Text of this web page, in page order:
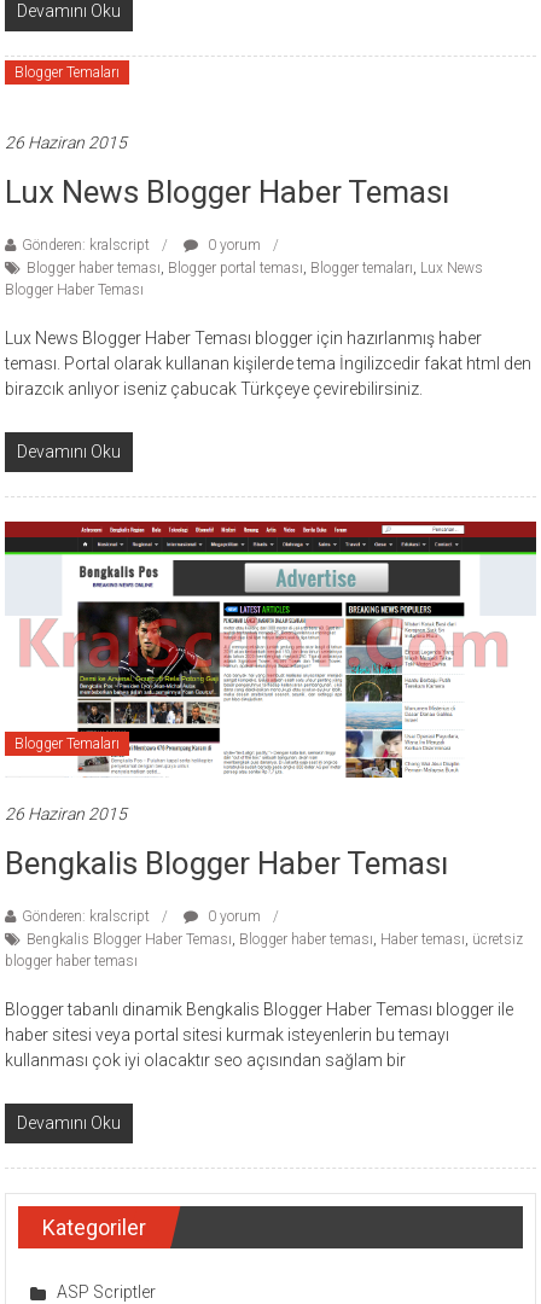
Devamını Oku
Blogger Temaları
26 Haziran 2015
Lux News Blogger Haber Teması
Gönderen: kralscript
0 yorum
Blogger haber teması, Blogger portal teması, Blogger temaları, Lux News
Blogger Haber Teması
Lux News Blogger Haber Teması blogger için hazırlanmış haber
teması. Portal olarak kullanan kişilerde tema İngilizcedir fakat html den
birazcık anlıyor iseniz çabucak Türkçeye çevirebilirsiniz.
Devamını Oku
Blogger Temaları
26 Haziran 2015
Bengkalis Blogger Haber Teması
Gönderen: kralscript
0 yorum
Bengkalis Blogger Haber Teması Blogger haber teması Haber teması ücretsiz
blogger haber teması
Blogger tabanlı dinamik Bengkalis Blogger Haber Teması blogger ile
haber sitesi veya portal sitesi kurmak isteyenlerin bu temayı
kullanması çok iyi olacaktır seo açısından sağlam bir
Devamını Oku
Kategoriler
ASP Scriptler